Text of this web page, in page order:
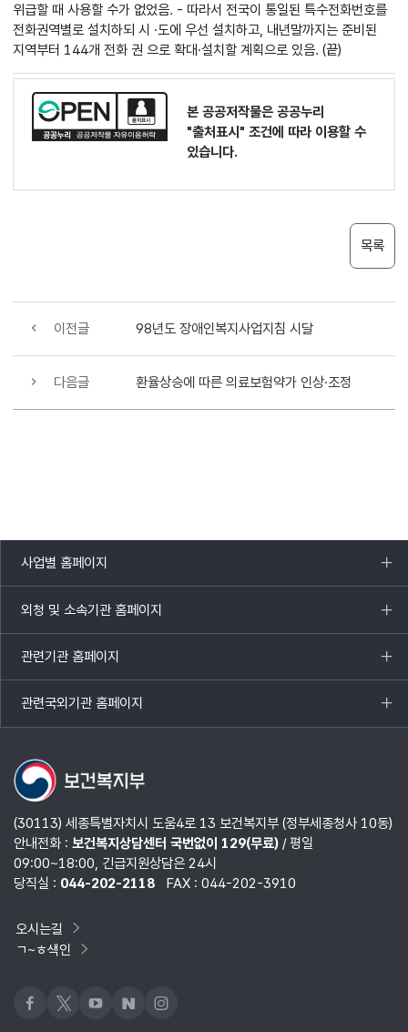
위급할 때 사용할 수가 없었음. - 따라서 전국이 통일된 특수전화번호를
전화권역별로 설치하되 시 ·도에 우선 설치하고, 내년말까지는 준비된
지역부터 144개 전화 권 으로 확대·설치할 계획으로 있음. (끝)
본 공공저작물은 공공누리
"출처표시" 조건에 따라 이용할 수
있습니다.
목록
이전글 98년도 장애인복지사업지침 시달
다음글 환율상승에 따른 의료보험약가 인상·조정
사업별 홈페이지
목록
열기
외청 및 소속기관 홈페이지
목록
열기
관련기관 홈페이지
목록
열기
관련국외기관 홈페이지
목록
열기
(30113) 세종특별자치시 도움4로 13 보건복지부 (정부세종청사 10동)
안내전화 : 보건복지상담센터 국번없이 129(무료)/ 평일
09:00~18:00, 긴급지원상담은 24시
당직실 : 044-202-2118 FAX : 044-202-3910
오시는길
ㄱ~ㅎ색인
페이스북
x 유튜브네이버블로그
인스타그램